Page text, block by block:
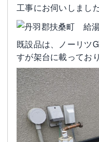
工事にお伺いしました
既設品は、ノーリツ
すが架台に載っており